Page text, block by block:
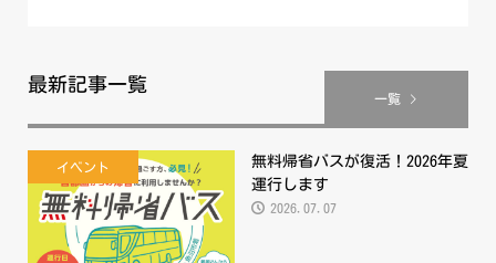
最新記事一覧
一覧
イベント
無料帰省バスが復活！2026年夏
運行します
2026.07.07